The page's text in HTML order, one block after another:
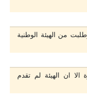
من الهيئة الوطنية
الا ان الهيئة لم تقدم